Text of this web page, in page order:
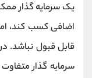
اضافی کسب کند،
سرمایه گذار